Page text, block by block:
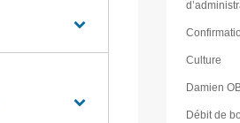
Culture
Damien
Débit de